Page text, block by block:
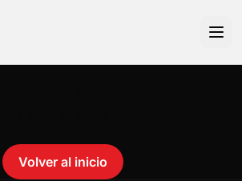
Volver al inicio